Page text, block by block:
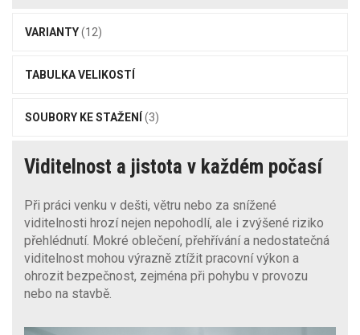
VARIANTY(12)
TABULKA VELIKOSTÍ
SOUBORY KE STAŽENÍ (3)
Viditelnost a jistota v každém počasí
Při práci venku v dešti, větru nebo za snížené
viditelnosti hrozí nejen nepohodlí, ale i zvýšené riziko
přehlédnutí. Mokré oblečení, přehřívání a nedostatečná
viditelnost mohou výrazně ztížit pracovní výkon a
ohrozit bezpečnost, zejména při pohybu v provozu
nebo na stavbě.